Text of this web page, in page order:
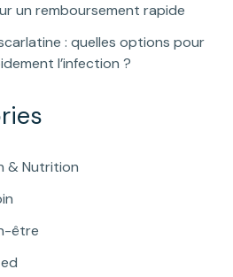
un remboursement rapide
: quelles options pour
l’infection ?
& Nutrition
être